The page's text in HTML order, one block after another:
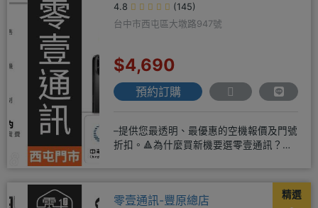
4.8
(145)
台中市西屯區大墩路947號
$4,690
預約訂購
–提供您最透明、最優惠的空機報價及門號
折扣。🔺為什麼買新機要選零壹通訊？
精選
零壹通訊-豐原總店